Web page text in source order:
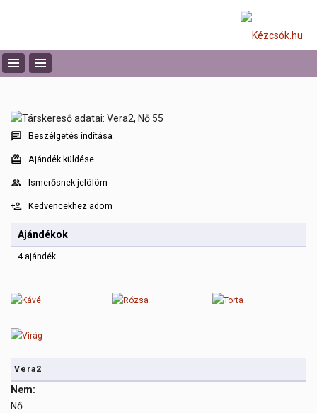
Beszélgetés indítása
Ajándék küldése
Ismerősnek jelölöm
Kedvencekhez adom
Ajándékok
4 ajándék
Vera2
Nem:
Nő